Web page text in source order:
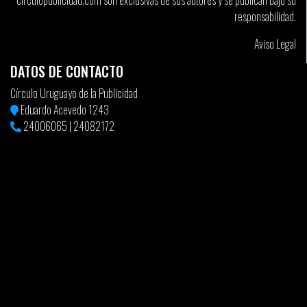
Apenas terminada la experiencia de pasante, mandó su carpeta a
Y&R donde quedó efectiva. Hoy trabaja para cuentas como el
Ministerio de Turismo, Bayer, Danone, Arcor, Los Nietitos y más.
Ana Mandler también comenzó gracias a las famosas y discutidas
pasantías.
Estuvo en Cámara TBWA, en el año 98. Después pasé a Slogan
DDB en el año 99 y a Young & Rubicam en 2000, donde al fin la
pasantía se transformó en trabajo.
responsabilidad.
Aviso Legal
DATOS DE CONTACTO
Círculo Uruguayo de la Publicidad
Eduardo Acevedo 1243
24006065 | 24082172